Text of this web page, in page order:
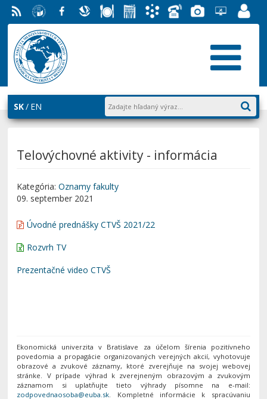
RSS EU v
Bratislave
FacebookSlovenskáStravovanie
ŠtudentskýAkademický
TelefónnyFotogaléria
Helpdesk
EUBAportál
SK EN
Telovýchovné aktivity - informácia
Kategória:Oznamy fakulty
09. september 2021
Úvodné prednášky CTVŠ 2021/22
Rozvrh TV
Prezentačné video CTVŠ
Ekonomická univerzita v Bratislave za účelom šírenia pozitívneho
povedomia a propagácie organizovaných verejných akcií, vyhotovuje
obrazové a zvukové záznamy, ktoré zverejňuje na svojej webovej
stránke. V prípade výhrad k zverejneným obrazovým a zvukovým
záznamom si uplatňujte tieto výhrady písomne na e-mail:
. Kompletné informácie k spracúvaniu